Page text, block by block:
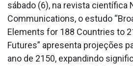
sábado (6), na revista científica
Communications, o estudo
Elements for 188 Countries to
Futures” apresenta projeções
ano de 2150, expandindo